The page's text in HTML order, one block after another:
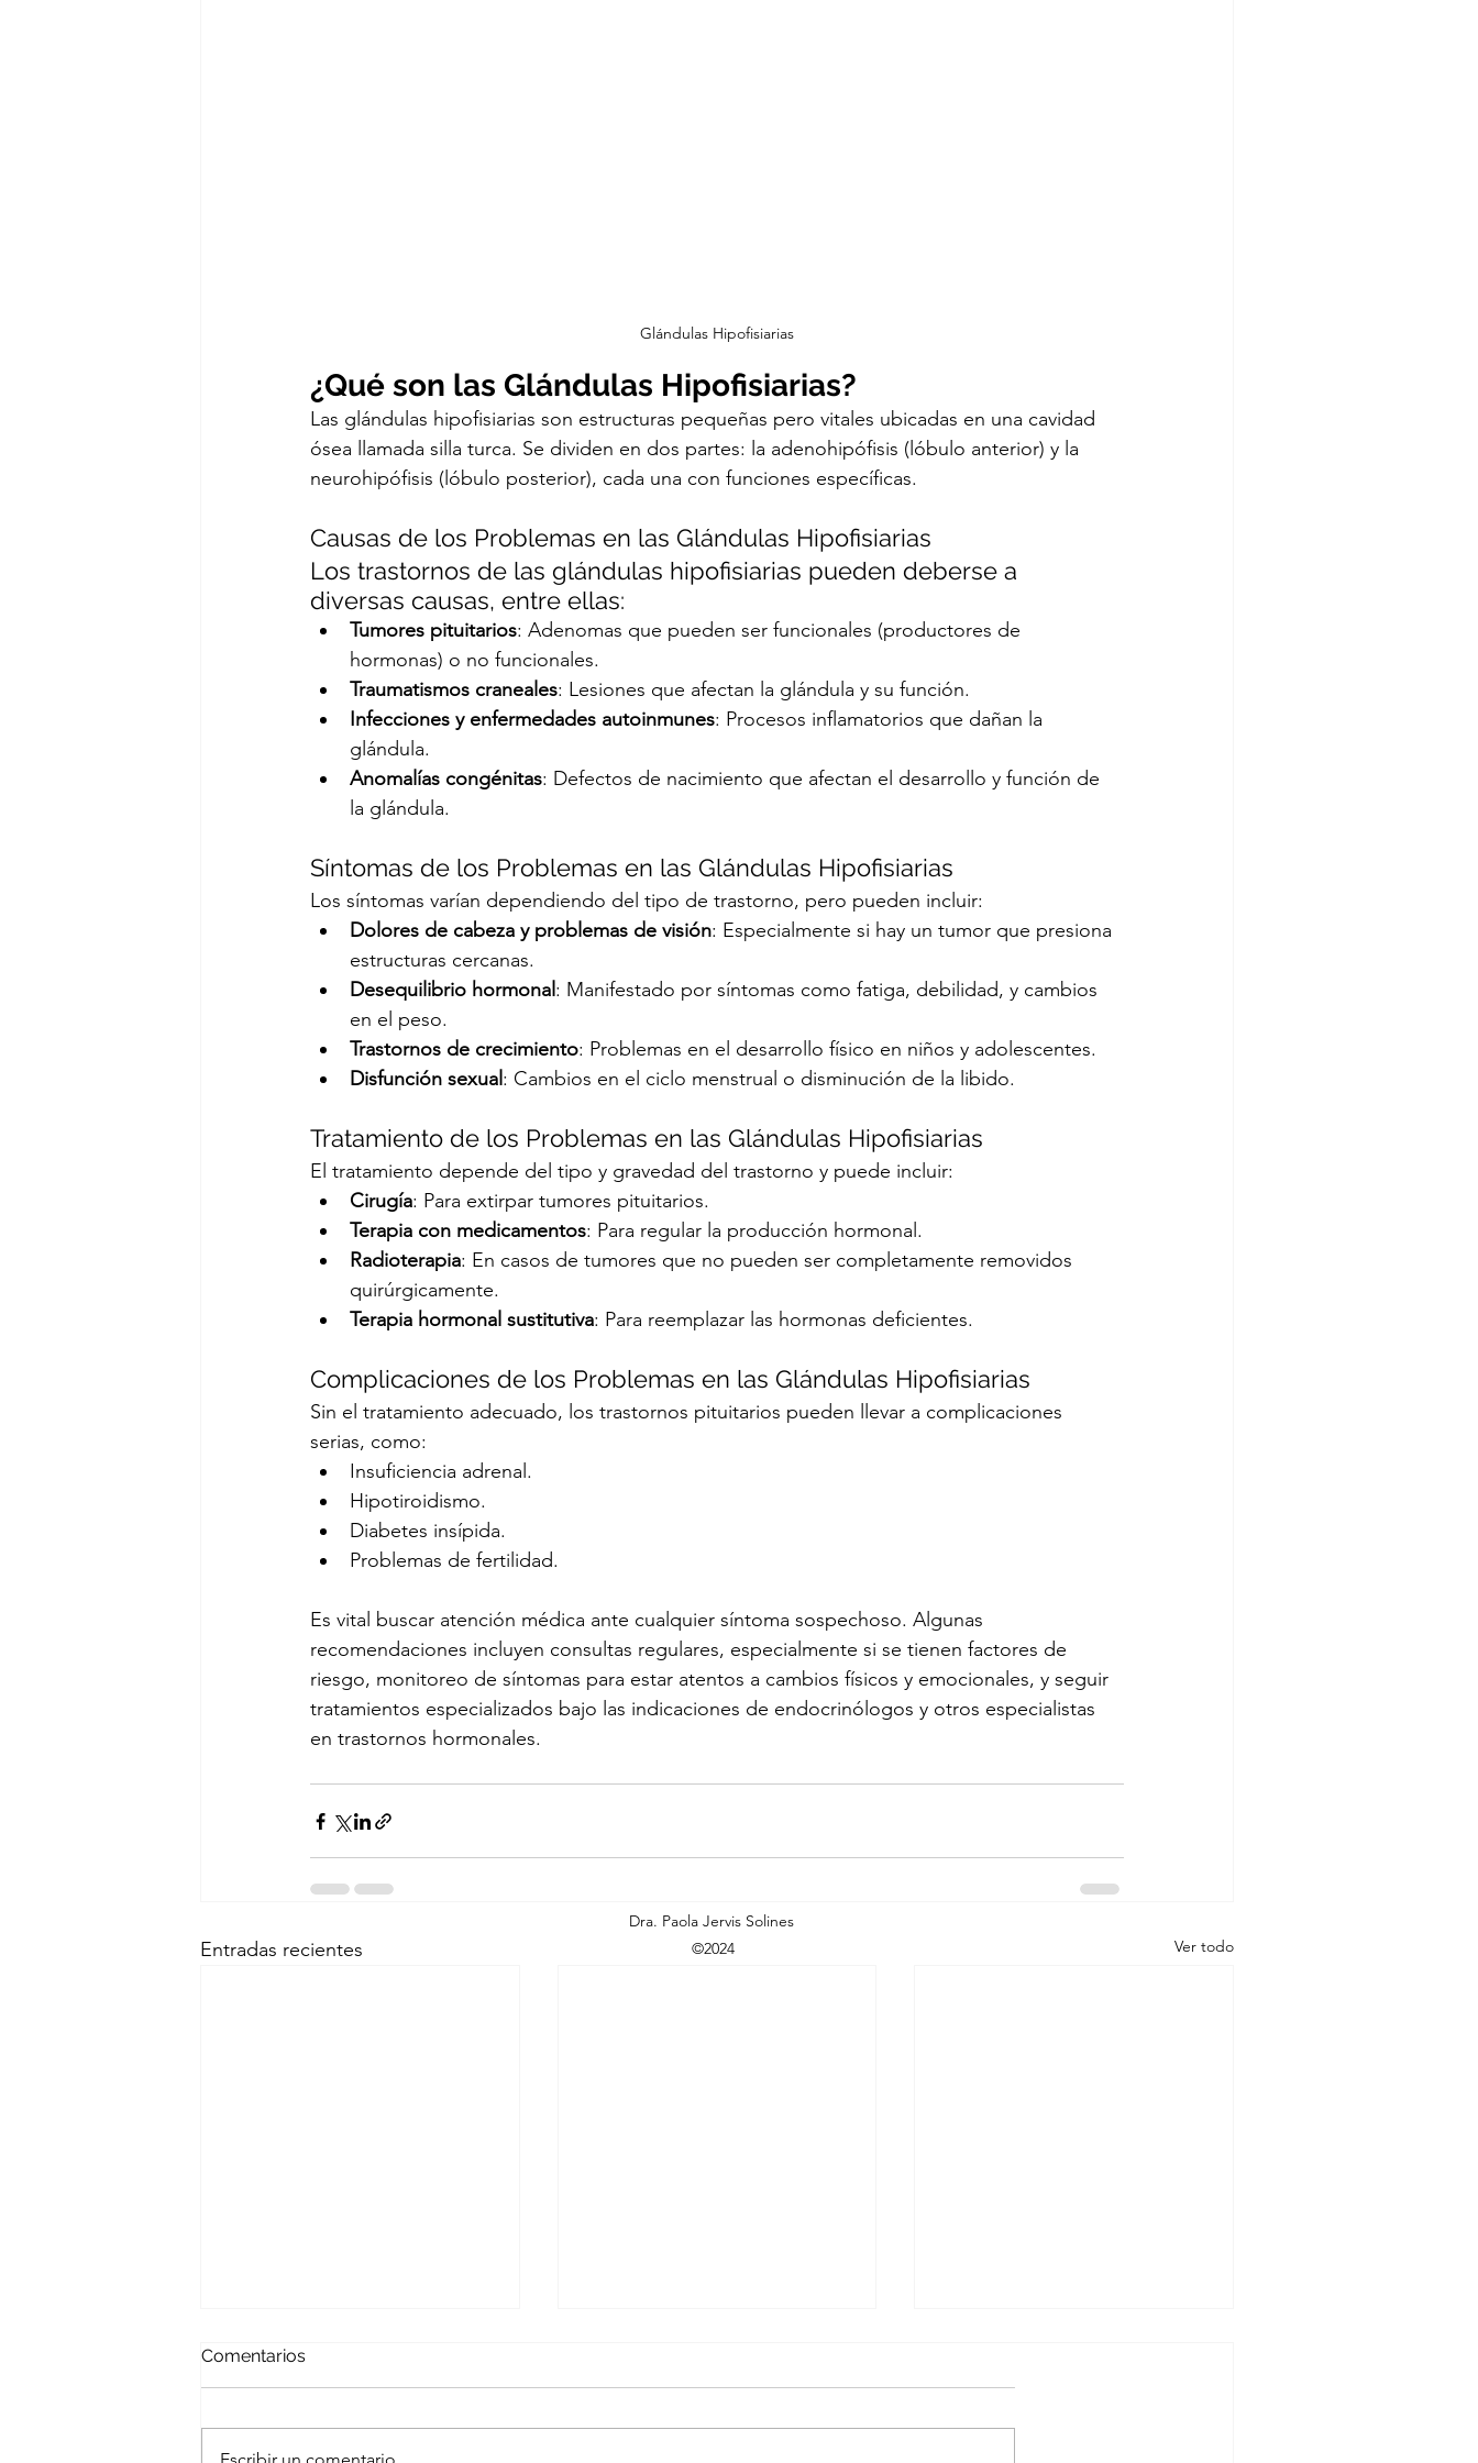
Glándulas Hipofisiarias
¿Qué son las Glándulas Hipofisiarias?
Las glándulas hipofisiarias son estructuras pequeñas pero vitales ubicadas en una cavidad
ósea llamada silla turca. Se dividen en dos partes: la adenohipófisis (lóbulo anterior) y la
neurohipófisis (lóbulo posterior), cada una con funciones específicas.
Causas de los Problemas en las Glándulas Hipofisiarias
Los trastornos de las glándulas hipofisiarias pueden deberse a
diversas causas, entre ellas:
Tumores pituitarios: Adenomas que pueden ser funcionales (productores de
hormonas) o no funcionales.
Traumatismos craneales: Lesiones que afectan la glándula y su función.
Infecciones y enfermedades autoinmunes: Procesos inflamatorios que dañan la
glándula.
Anomalías congénitas: Defectos de nacimiento que afectan el desarrollo y función de
la glándula.
Síntomas de los Problemas en las Glándulas Hipofisiarias
Los síntomas varían dependiendo del tipo de trastorno, pero pueden incluir:
Dolores de cabeza y problemas de visión: Especialmente si hay un tumor que presiona
estructuras cercanas.
Desequilibrio hormonal : Manifestado por síntomas como fatiga, debilidad, y cambios
en el peso.
Trastornos de crecimiento: Problemas en el desarrollo físico en niños y adolescentes.
Disfunción sexual : Cambios en el ciclo menstrual o disminución de la libido.
Tratamiento de los Problemas en las Glándulas Hipofisiarias
El tratamiento depende del tipo y gravedad del trastorno y puede incluir:
Cirugía: Para extirpar tumores pituitarios.
Terapia con medicamentos: Para regular la producción hormonal.
Radioterapia: En casos de tumores que no pueden ser completamente removidos
quirúrgicamente.
Terapia hormonal sustitutiva: Para reemplazar las hormonas deficientes.
Complicaciones de los Problemas en las Glándulas Hipofisiarias
Sin el tratamiento adecuado, los trastornos pituitarios pueden llevar a complicaciones
serias, como:
Insuficiencia adrenal.
Hipotiroidismo.
Diabetes insípida.
Problemas de fertilidad.
Es vital buscar atención médica ante cualquier síntoma sospechoso. Algunas
recomendaciones incluyen consultas regulares, especialmente si se tienen factores de
riesgo, monitoreo de síntomas para estar atentos a cambios físicos y emocionales, y seguir
tratamientos especializados bajo las indicaciones de endocrinólogos y otros especialistas
en trastornos hormonales.
Entradas recientes Ver todo
Comentarios
Dra. Paola Jervis Solines
©2024